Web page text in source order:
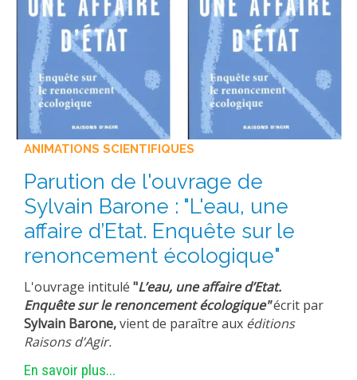
ANIMATIONS SCIENTIFIQUES
Parution de l'ouvrage de
Sylvain Barone : "L'eau, une
affaire d’Etat. Enquête sur le
renoncement écologique"
L'ouvrage intitulé "L’eau, une affaire d’Etat.
Enquête sur le renoncement écologique"écrit par
Sylvain Barone,vient de paraître aux éditions
Raisons d’Agir.
En savoir plus...